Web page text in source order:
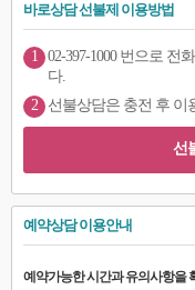
바로상담 선불제 이용방법
1 02-397-1000 번으로 전
다.
2
선불상담은 충전 후 이
선
예약상담 이용안내
예약가능한 시간과 유의사항을